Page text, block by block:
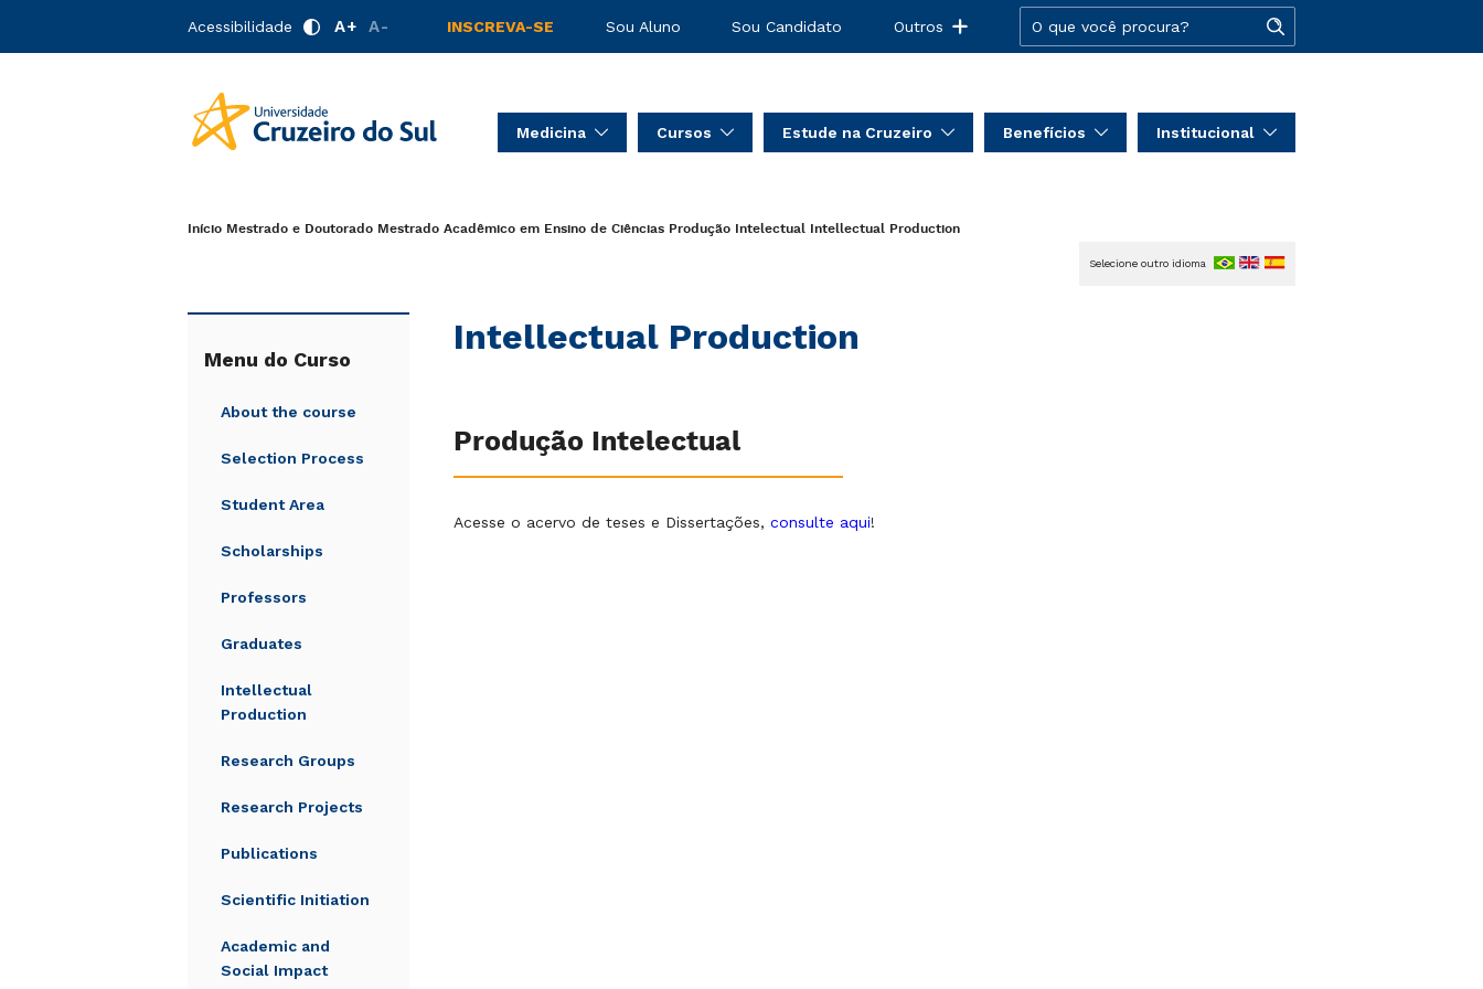
Acessibilidade A+ A- INSCREVA-SE Sou Aluno Sou Candidato Outros
Medicina Cursos Estude na Cruzeiro Benefícios Institucional
Início Mestrado e Doutorado Mestrado Acadêmico em Ensino de Ciências Produção Intelectual Intellectual Production
Menu do Curso
About the course
Selection Process
Student Area
Scholarships
Professors
Graduates
Intellectual
Production
Research Groups
Research Projects
Publications
Scientific Initiation
Academic and
Social Impact
Intellectual Production
Selecione outro idioma
Produção Intelectual
Acesse o acervo de teses e Dissertações, consulte aqui!